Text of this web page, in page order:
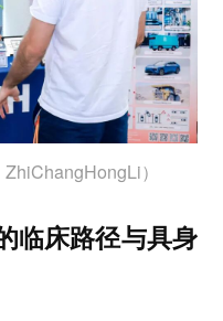
）
临床路径与具身